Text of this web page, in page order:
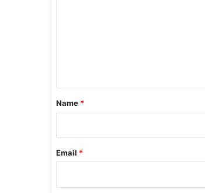
*
Name *
Email *